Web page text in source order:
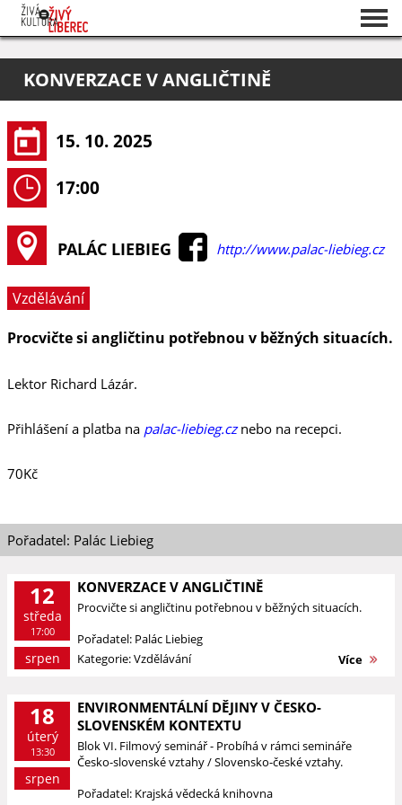
O projektu
Pořadatelé
KONVERZACE V ANGLIČTINĚ
15. 10. 2025
17:00
PALÁC LIEBIEG http://www.palac-liebieg.cz
Vzdělávání
Procvičte si angličtinu potřebnou v běžných situacích.
Lektor Richard Lázár.
Přihlášení a platba na palac-liebieg.cznebo na recepci.
70Kč
Pořadatel: Palác Liebieg
12
středa
17:00
srpen
KONVERZACE V ANGLIČTINĚ
Procvičte si angličtinu potřebnou v běžných situacích.
Pořadatel: Palác Liebieg
Kategorie: Vzdělávání
Více
18
úterý
13:30
srpen
ENVIRONMENTÁLNÍ DĚJINY V ČESKO-
SLOVENSKÉM KONTEXTU
Blok VI. Filmový seminář - Probíhá v rámci semináře
Česko-slovenské vztahy / Slovensko-české vztahy.
Pořadatel: Krajská vědecká knihovna